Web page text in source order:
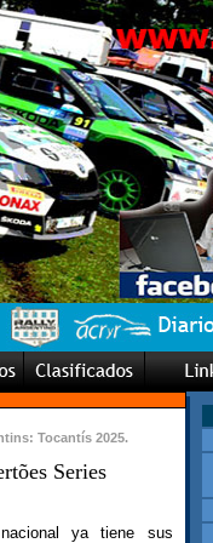
Tocantís 2025.
Series
ya tiene sus